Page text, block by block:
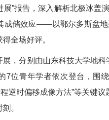
”报告，深入解析北极冰盖
成储效应——以鄂尔多斯盆
全场好评。
分别由山东科技大学地科
7位青年学者依次登台，围
逆时偏移成像方法”等关键
。